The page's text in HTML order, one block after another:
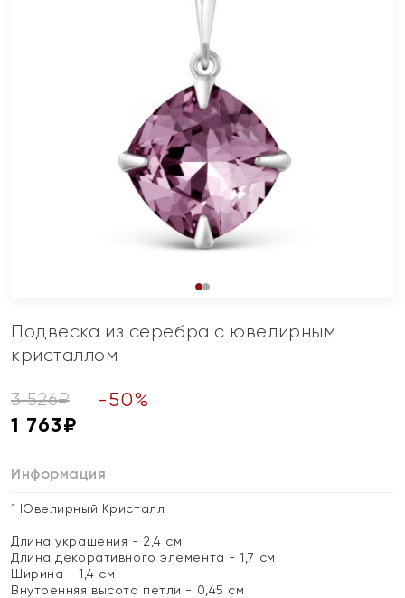
Подвеска из серебра с ювелирным
кристаллом
3 526₽ -50%
1 763₽
Информация
1 Ювелирный Кристалл
Длина украшения - 2,4 см
Длина декоративного элемента - 1,7 см
Ширина - 1,4 см
Внутренняя высота петли - 0,45 см